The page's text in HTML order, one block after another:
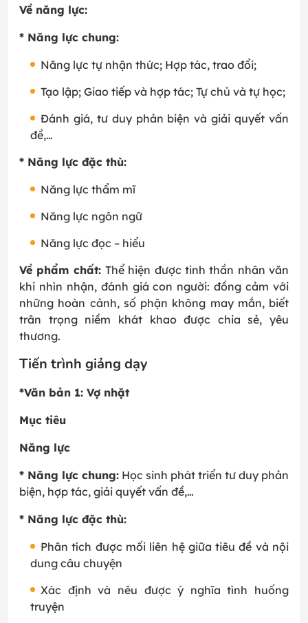
Về năng lực:
* Năng lực chung:
Năng lực tự nhận thức; Hợp tác, trao đổi;
Tạo lập; Giao tiếp và hợp tác; Tự chủ và tự học;
Đánh giá, tư duy phản biện và giải quyết vấn
đề,…
* Năng lực đặc thù:
Năng lực thẩm mĩ
Năng lực ngôn ngữ
Năng lực đọc – hiểu
Về phẩm chất: Thể hiện được tinh thần nhân văn
khi nhìn nhận, đánh giá con người: đồng cảm với
những hoàn cảnh, số phận không may mắn, biết
trân trọng niềm khát khao được chia sẻ, yêu
thương.
Tiến trình giảng dạy
*Văn bản 1: Vợ nhặt
Mục tiêu
Năng lực
* Năng lực chung: Học sinh phát triển tư duy phản
biện, hợp tác, giải quyết vấn đề,…
* Năng lực đặc thù:
Phân tích được mối liên hệ giữa tiêu đề và nội
dung câu chuyện
Xác định và nêu được ý nghĩa tình huống
truyện